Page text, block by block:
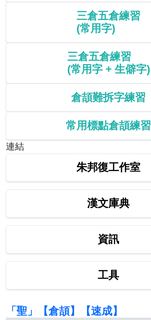
三倉五倉練習
(常用字)
三倉五倉練習
(常用字 + 生僻字)
倉頡難拆字練習
常用標點倉頡練習
連結
朱邦復工作室
漢文庫典
資訊
工具
「聖」【倉頡】【速成】